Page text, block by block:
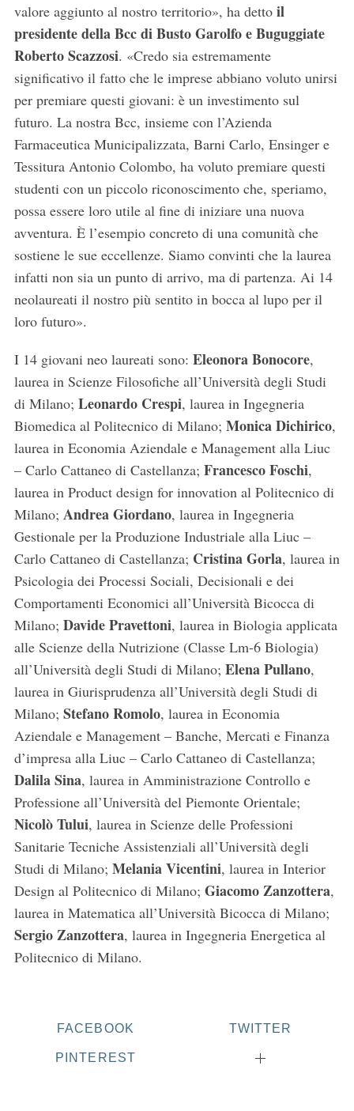
valore aggiunto al nostro territorio», ha detto il
presidente della Bcc di Busto Garolfo e Buguggiate
Roberto Scazzosi. «Credo sia estremamente
significativo il fatto che le imprese abbiano voluto unirsi
per premiare questi giovani: è un investimento sul
futuro. La nostra Bcc, insieme con l’Azienda
Farmaceutica Municipalizzata, Barni Carlo, Ensinger e
Tessitura Antonio Colombo, ha voluto premiare questi
studenti con un piccolo riconoscimento che, speriamo,
possa essere loro utile al fine di iniziare una nuova
avventura. È l’esempio concreto di una comunità che
sostiene le sue eccellenze. Siamo convinti che la laurea
infatti non sia un punto di arrivo, ma di partenza. Ai 14
neolaureati il nostro più sentito in bocca al lupo per il
loro futuro».
I 14 giovani neo laureati sono: Eleonora Bonocore,
laurea in Scienze Filosofiche all’Università degli Studi
di Milano; Leonardo Crespi, laurea in Ingegneria
Biomedica al Politecnico di Milano; Monica Dichirico,
laurea in Economia Aziendale e Management alla Liuc
– Carlo Cattaneo di Castellanza; Francesco Foschi,
laurea in Product design for innovation al Politecnico di
Milano; Andrea Giordano, laurea in Ingegneria
Gestionale per la Produzione Industriale alla Liuc –
Carlo Cattaneo di Castellanza; Cristina Gorla, laurea in
Psicologia dei Processi Sociali, Decisionali e dei
Comportamenti Economici all’Università Bicocca di
Milano; Davide Pravettoni, laurea in Biologia applicata
alle Scienze della Nutrizione (Classe Lm-6 Biologia)
all’Università degli Studi di Milano; Elena Pullano,
laurea in Giurisprudenza all’Università degli Studi di
Milano; Stefano Romolo, laurea in Economia
Aziendale e Management – Banche, Mercati e Finanza
d’impresa alla Liuc – Carlo Cattaneo di Castellanza;
Dalila Sina, laurea in Amministrazione Controllo e
Professione all’Università del Piemonte Orientale;
Nicolò Tului, laurea in Scienze delle Professioni
Sanitarie Tecniche Assistenziali all’Università degli
Studi di Milano; Melania Vicentini, laurea in Interior
Design al Politecnico di Milano; Giacomo Zanzottera,
laurea in Matematica all’Università Bicocca di Milano;
Sergio Zanzottera, laurea in Ingegneria Energetica al
Politecnico di Milano.
FACEBOOK TWITTER
PINTEREST
S
e
r
o
r